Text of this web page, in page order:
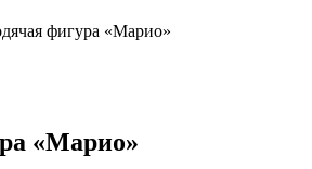
фигура «Марио»
«Марио»